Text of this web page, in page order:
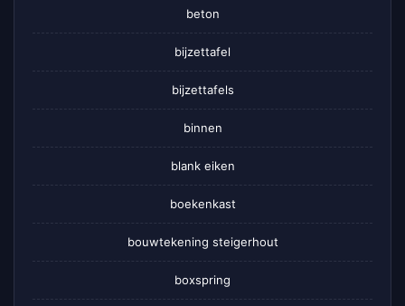
beton
bijzettafel
bijzettafels
binnen
blank eiken
boekenkast
bouwtekening steigerhout
boxspring